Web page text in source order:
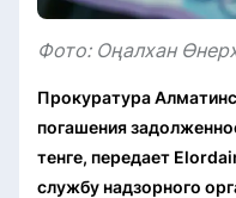
Фото: Оңалхан
Прокуратура
погашения
тенге, передает
службу надзорного